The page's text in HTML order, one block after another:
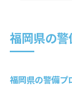
警
地域特
福岡
福岡県の
福岡県の警備プ